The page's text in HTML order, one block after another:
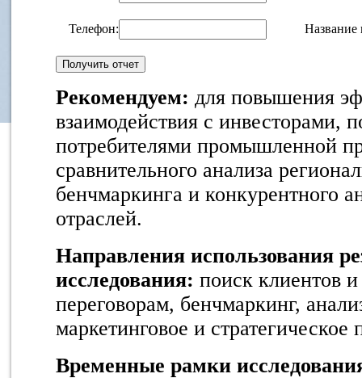
Телефон: Название
Рекомендуем: для повышения
взаимодействия с инвесторами,
потребителями промышленной
сравнительного анализа
бенчмаркинга и конкурентного
отраслей.
Направления использования
исследования: поиск клиентов
переговорам, бенчмаркинг,
маркетинговое и
Временные рамки